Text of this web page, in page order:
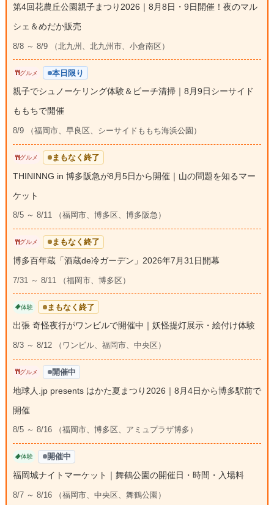
第4回花農丘公園親子まつり2026｜8月8日・9日開催！夜のマル
シェ＆めだか販売
8/8 ～ 8/9 （北九州、北九州市、小倉南区）
グルメ 本日限り
親子でシュノーケリング体験＆ビーチ清掃｜8月9日シーサイド
ももちで開催
8/9 （福岡市、早良区、シーサイドももち海浜公園）
グルメ まもなく終了
THININNG in 博多阪急が8月5日から開催｜山の問題を知るマー
ケット
8/5 ～ 8/11 （福岡市、博多区、博多阪急）
グルメ まもなく終了
博多百年蔵「酒蔵de冷ガーデン」2026年7月31日開幕
7/31 ～ 8/11 （福岡市、博多区）
体験 まもなく終了
出張 奇怪夜行がワンビルで開催中｜妖怪提灯展示・絵付け体験
8/3 ～ 8/12 （ワンビル、福岡市、中央区）
グルメ 開催中
地球人.jp presents はかた夏まつり2026｜8月4日から博多駅前で
開催
8/5 ～ 8/16 （福岡市、博多区、アミュプラザ博多）
体験 開催中
福岡城ナイトマーケット｜舞鶴公園の開催日・時間・入場料
8/7 ～ 8/16 （福岡市、中央区、舞鶴公園）